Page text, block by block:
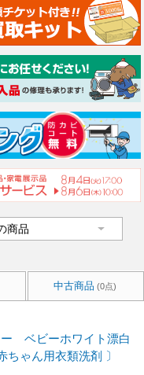
中古商品 (0点)
ベビーホワイト漂白
ゃん用衣類洗剤 〕